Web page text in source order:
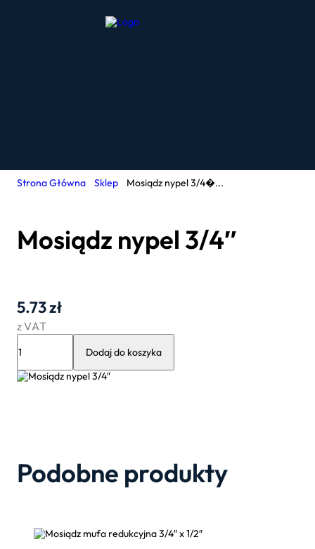
Strona Główna Sklep Mosiądz nypel 3/4�...
Mosiądz nypel 3/4″
5.73zł
z VAT
Mosiądz
3/4″
Dodaj do koszyka
Podobne produkty